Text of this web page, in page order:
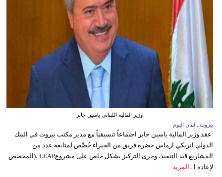
وزير المالية اللبناني ياسين جابر
بيروت ـ لبنان اليوم
عقد وزير المالية ياسين جابر اجتماعاً تنسيقياً مع مدير مكتب بيروت في البنك
الدولي انريكي ارماس حضره فريق من الخبراء خُصِّص لمتابعة عدد من
المشاريع قيد التنفيذ، وجرى التركيز بشكل خاص على مشروعLEAP ،(المخصص
لإعادة ا... المزيد